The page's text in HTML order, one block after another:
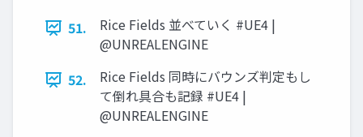
51.
Rice Fields 並べていく #UE4 |
@UNREALENGINE
52.
Rice Fields 同時にバウンズ判定もし
て倒れ具合も記録 #UE4 |
@UNREALENGINE